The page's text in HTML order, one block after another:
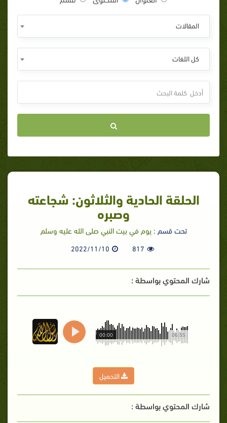
المقالات
كل اللغات
الحلقة الحادية والثلاثون: شجاعته
وصبره
تحت قسم : يوم في بيت النبي صلى الله عليه وسلم
817
2022/11/10
شارك المحتوي بواسطة :
06:55
00:00
التحميل
شارك المحتوي بواسطة :